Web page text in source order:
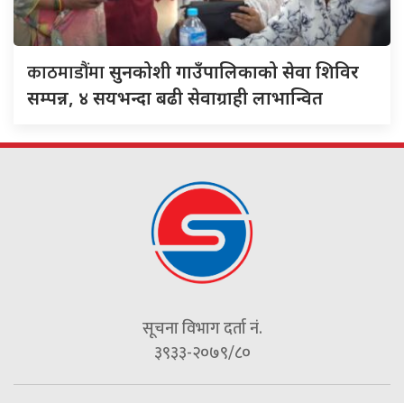
काठमाडौंमासुनकोशी गाउँपालिकाको सेवा शिविर
सम्पन्न, ४ सयभन्दा बढी सेवाग्राही लाभान्वित
सूचना विभाग दर्ता नं.
३९३३-२०७९/८०